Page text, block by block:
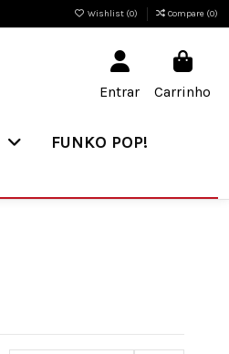
Wishlist (0) Compare (0)
Entrar Carrinho
FUNKO POP!